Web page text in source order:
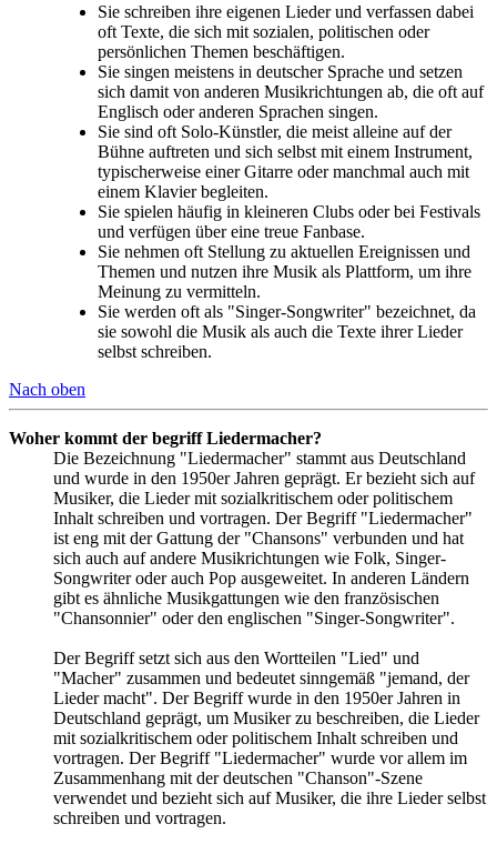
Sie schreiben ihre eigenen Lieder und verfassen dabei
oft Texte, die sich mit sozialen, politischen oder
persönlichen Themen beschäftigen.
Sie singen meistens in deutscher Sprache und setzen
sich damit von anderen Musikrichtungen ab, die oft auf
Englisch oder anderen Sprachen singen.
Sie sind oft Solo-Künstler, die meist alleine auf der
Bühne auftreten und sich selbst mit einem Instrument,
typischerweise einer Gitarre oder manchmal auch mit
einem Klavier begleiten.
Sie spielen häufig in kleineren Clubs oder bei Festivals
und verfügen über eine treue Fanbase.
Sie nehmen oft Stellung zu aktuellen Ereignissen und
Themen und nutzen ihre Musik als Plattform, um ihre
Meinung zu vermitteln.
Sie werden oft als "Singer-Songwriter" bezeichnet, da
sie sowohl die Musik als auch die Texte ihrer Lieder
selbst schreiben.
Nach oben
Woher kommt der begriff Liedermacher?
Die Bezeichnung "Liedermacher" stammt aus Deutschland
und wurde in den 1950er Jahren geprägt. Er bezieht sich auf
Musiker, die Lieder mit sozialkritischem oder politischem
Inhalt schreiben und vortragen. Der Begriff "Liedermacher"
ist eng mit der Gattung der "Chansons" verbunden und hat
sich auch auf andere Musikrichtungen wie Folk, Singer-
Songwriter oder auch Pop ausgeweitet. In anderen Ländern
gibt es ähnliche Musikgattungen wie den französischen
"Chansonnier" oder den englischen "Singer-Songwriter".
Der Begriff setzt sich aus den Wortteilen "Lied" und
"Macher" zusammen und bedeutet sinngemäß "jemand, der
Lieder macht". Der Begriff wurde in den 1950er Jahren in
Deutschland geprägt, um Musiker zu beschreiben, die Lieder
mit sozialkritischem oder politischem Inhalt schreiben und
vortragen. Der Begriff "Liedermacher" wurde vor allem im
Zusammenhang mit der deutschen "Chanson"-Szene
verwendet und bezieht sich auf Musiker, die ihre Lieder selbst
schreiben und vortragen.